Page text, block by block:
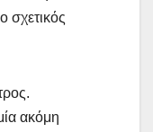
σχετικός
ακόμη